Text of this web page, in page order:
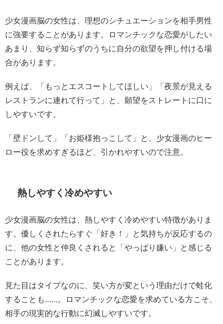
少女漫画脳の女性は、理想のシチュエーションを相手男性
に強要することがあります。ロマンチックな恋愛がしたい
あまり、知らず知らずのうちに自分の欲望を押し付ける場
合があります。
例えば、「もっとエスコートしてほしい」「夜景が見える
レストランに連れて行って」と、願望をストレートに口に
しやすいです。
「壁ドンして」「お姫様抱っこして」と、少女漫画のヒー
ロー役を求めすぎるほど、引かれやすいので注意。
熱しやすく冷めやすい
少女漫画脳の女性は、熱しやすく冷めやすい特徴がありま
す。優しくされたらすぐ「好き！」と気持ちが反応するの
に、他の女性と仲良くされると「やっぱり嫌い」と感じる
ことがあります。
見た目はタイプなのに、笑い方が変という理由だけで蛙化
することも……。ロマンチックな恋愛を求めている方こそ、
相手の現実的な行動に幻滅しやすいです。